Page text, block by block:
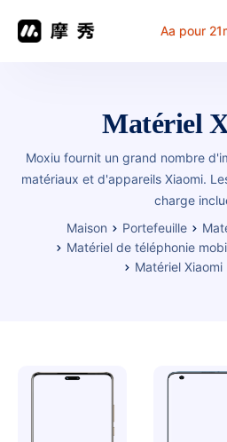
Aa pour
解决方案
Problème commun
Table de travail
Matériel
Moxiu fournit un grand nombre
matériaux et d'appareils Xiaomi.
charge
Maison
Portefeuille
Matériel de téléphonie
Matériel Xiaomi